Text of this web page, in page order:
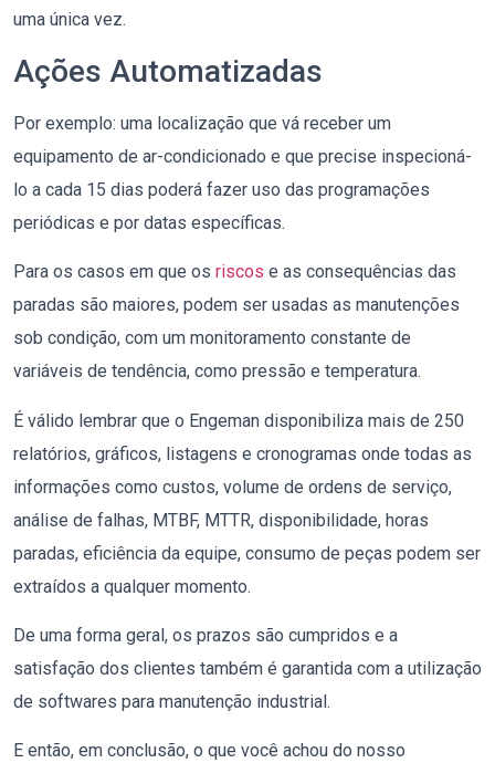
uma única vez.
Ações Automatizadas
Por exemplo: uma localização que vá receber um
equipamento de ar-condicionado e que precise inspecioná-
lo a cada 15 dias poderá fazer uso das programações
periódicas e por datas específicas.
Para os casos em que os riscos e as consequências das
paradas são maiores, podem ser usadas as manutenções
sob condição, com um monitoramento constante de
variáveis de tendência, como pressão e temperatura.
É válido lembrar que o Engeman disponibiliza mais de 250
relatórios, gráficos, listagens e cronogramas onde todas as
informações como custos, volume de ordens de serviço,
análise de falhas, MTBF, MTTR, disponibilidade, horas
paradas, eficiência da equipe, consumo de peças podem ser
extraídos a qualquer momento.
De uma forma geral, os prazos são cumpridos e a
satisfação dos clientes também é garantida com a utilização
de softwares para manutenção industrial.
E então, em conclusão, o que você achou do nosso